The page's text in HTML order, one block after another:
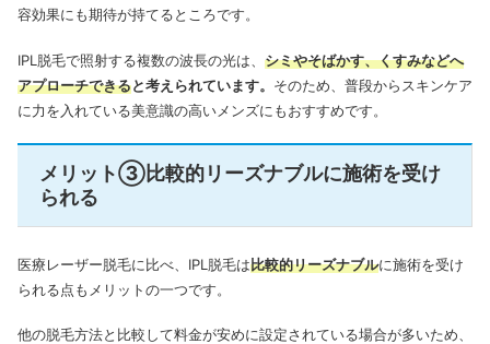
容効果にも期待が持てるところです。
IPL脱毛で照射する複数の波長の光は、 シミやそばかす、くすみなどへ
アプローチできると考えられています。 そのため、普段からスキンケア
に力を入れている美意識の高いメンズにもおすすめです。
メリット③比較的リーズナブルに施術を受け
られる
医療レーザー脱毛に比べ、IPL脱毛は比較的リーズナブルに施術を受け
られる点もメリットの一つです。
他の脱毛方法と比較して料金が安めに設定されている場合が多いため、